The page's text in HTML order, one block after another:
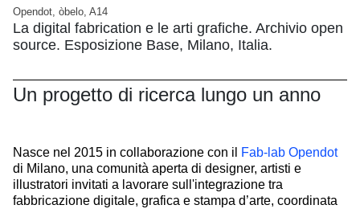
Opendot, òbelo, A14
La digital fabrication e le arti grafiche. Archivio open
source. Esposizione Base, Milano, Italia.
Un progetto di ricerca lungo un anno
Nasce nel 2015 in collaborazione con il
Fab-lab Opendot
di Milano, una comunità aperta di designer, artisti e
illustratori invitati a lavorare sull'integrazione tra
fabbricazione digitale, grafica e stampa d’arte, coordinata